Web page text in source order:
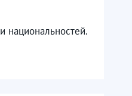
национальностей.